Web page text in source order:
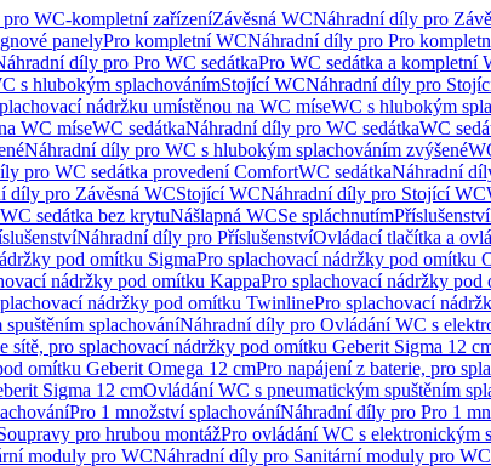
WC-kompletní zařízeníZávěsná WCNáhradní díly pro
panelyPro kompletní WCNáhradní díly pro Pro
díly pro Pro WC sedátkaPro WC sedátka a kompletní
s hlubokým splachovánímStojící WCNáhradní díly pro
nádržku umístěnou na WC míseWC s hlubokým
WC míseWC sedátkaNáhradní díly pro WC sedátkaWC
Náhradní díly pro WC s hlubokým splachováním zvýšené
pro WC sedátka provedení ComfortWC sedátkaNáhradní
díly pro Závěsná WCStojící WCNáhradní díly pro Stojící WC
sedátka bez krytuNášlapná WCSe spláchnutímPříslušenství
Náhradní díly pro PříslušenstvíOvládací tlačítka a
pod omítku SigmaPro splachovací nádržky pod omítku
nádržky pod omítku KappaPro splachovací nádržky pod
nádržky pod omítku TwinlinePro splachovací
splachováníNáhradní díly pro Ovládání WC s
sítě, pro splachovací nádržky pod omítku Geberit Sigma 12
omítku Geberit Omega 12 cmPro napájení z baterie, pro
Sigma 12 cmOvládání WC s pneumatickým spuštěním
Pro 1 množství splachováníNáhradní díly pro Pro 1
pro hrubou montážPro ovládání WC s elektronickým
moduly pro WCNáhradní díly pro Sanitární moduly pro WC